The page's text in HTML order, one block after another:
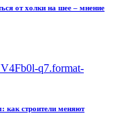
от холки на шее – мнение
как строители меняют